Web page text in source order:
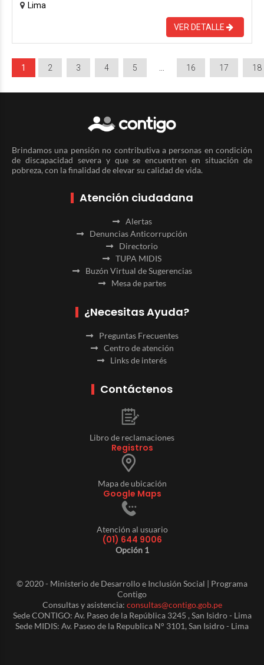
Lima
VER DETALLE
1 2 3 4 5 16 17 18
Brindamos una pensión no contributiva a personas en condición
de discapacidad severa y que se encuentren en situación de
pobreza, con la finalidad de elevar su calidad de vida.
Atención ciudadana
Alertas
Denuncias Anticorrupción
Directorio
TUPA MIDIS
Buzón Virtual de Sugerencias
Mesa de partes
¿Necesitas Ayuda?
Preguntas Frecuentes
Centro de atención
Links de interés
Contáctenos
Libro de reclamaciones
Registros
Mapa de ubicación
Google Maps
Atención al usuario
(01) 644 9006
Opción 1
© 2020 - Ministerio de Desarrollo e Inclusión Social | Programa
Contigo
Consultas y asistencia: consultas@contigo.gob.pe
Sede CONTIGO: Av. Paseo de la República 3245 , San Isidro - Lima
Sede MIDIS: Av. Paseo de la Republica N° 3101, San Isidro - Lima